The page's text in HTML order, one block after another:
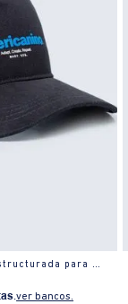
Gorra trucker bordados estructurada para hombre
.ver bancos.